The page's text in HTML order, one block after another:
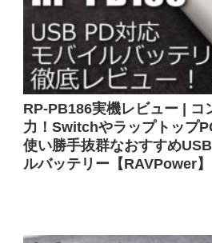
RP-PB186実機レビュー | コ
力！Switchやラップトップ
使い勝手抜群なおすすめ
ルバッテリー【RAVPower】